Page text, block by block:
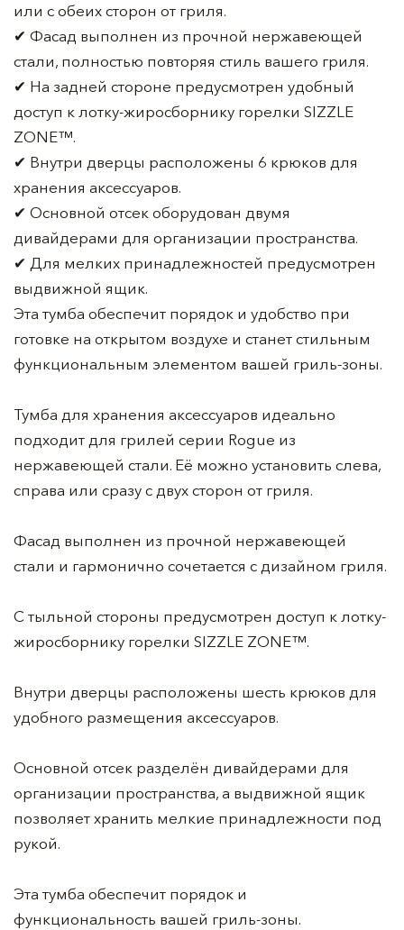
или с обеих сторон от гриля.
✔ Фасад выполнен из прочной нержавеющей
стали, полностью повторяя стиль вашего гриля.
✔ На задней стороне предусмотрен удобный
доступ к лотку-жиросборнику горелки SIZZLE
ZONE™.
✔ Внутри дверцы расположены 6 крюков для
хранения аксессуаров.
✔ Основной отсек оборудован двумя
дивайдерами для организации пространства.
✔ Для мелких принадлежностей предусмотрен
выдвижной ящик.
Эта тумба обеспечит порядок и удобство при
готовке на открытом воздухе и станет стильным
функциональным элементом вашей гриль-зоны.
Тумба для хранения аксессуаров идеально
подходит для грилей серии Rogue из
нержавеющей стали. Её можно установить слева,
справа или сразу с двух сторон от гриля.
Фасад выполнен из прочной нержавеющей
стали и гармонично сочетается с дизайном гриля.
С тыльной стороны предусмотрен доступ к лотку-
жиросборнику горелки SIZZLE ZONE™.
Внутри дверцы расположены шесть крюков для
удобного размещения аксессуаров.
Основной отсек разделён дивайдерами для
организации пространства, а выдвижной ящик
позволяет хранить мелкие принадлежности под
рукой.
Эта тумба обеспечит порядок и
функциональность вашей гриль-зоны.